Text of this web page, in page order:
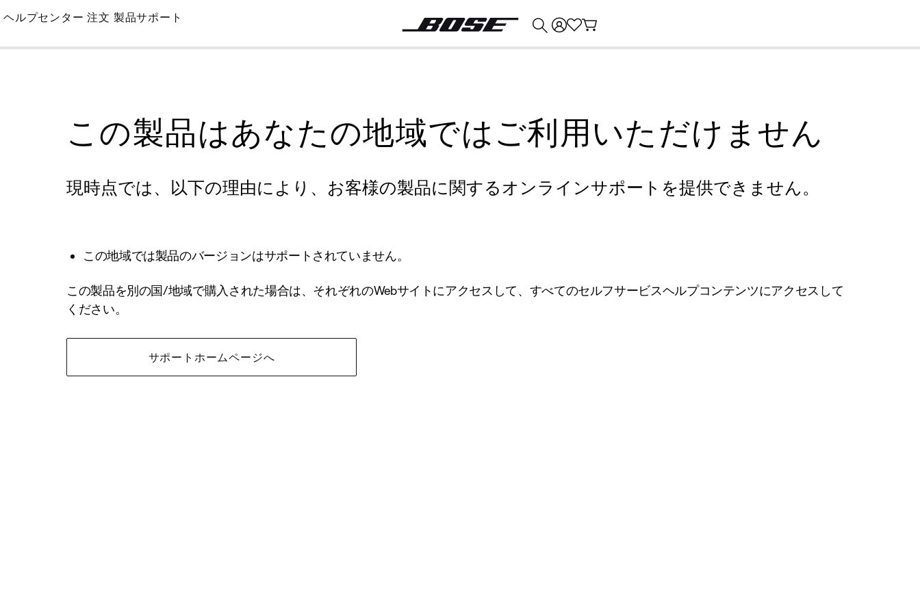
Skip
Main
ヘルプセンター 注文 製品サポート
この製品はあなたの地域ではご利用いただけません
現時点では、以下の理由により、お客様の製品に関するオンラインサポートを提供できません。
この地域では製品のバージョンはサポートされていません。
この製品を別の国/地域で購入された場合は、それぞれのWebサイトにアクセスして、すべてのセルフサービスヘルプコンテンツにアクセスして
ください。
サポートホームページへ